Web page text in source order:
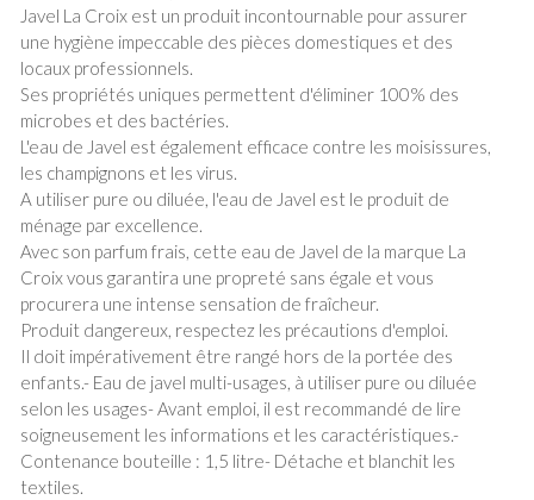
Javel La Croix est un produit incontournable pour assurer
une hygiène impeccable des pièces domestiques et des
locaux professionnels.
Ses propriétés uniques permettent d'éliminer 100% des
microbes et des bactéries.
L'eau de Javel est également efficace contre les moisissures,
les champignons et les virus.
A utiliser pure ou diluée, l'eau de Javel est le produit de
ménage par excellence.
Avec son parfum frais, cette eau de Javel de la marque La
Croix vous garantira une propreté sans égale et vous
procurera une intense sensation de fraîcheur.
Produit dangereux, respectez les précautions d'emploi.
Il doit impérativement être rangé hors de la portée des
enfants.- Eau de javel multi-usages, à utiliser pure ou diluée
selon les usages- Avant emploi, il est recommandé de lire
soigneusement les informations et les caractéristiques.-
Contenance bouteille : 1,5 litre- Détache et blanchit les
textiles.